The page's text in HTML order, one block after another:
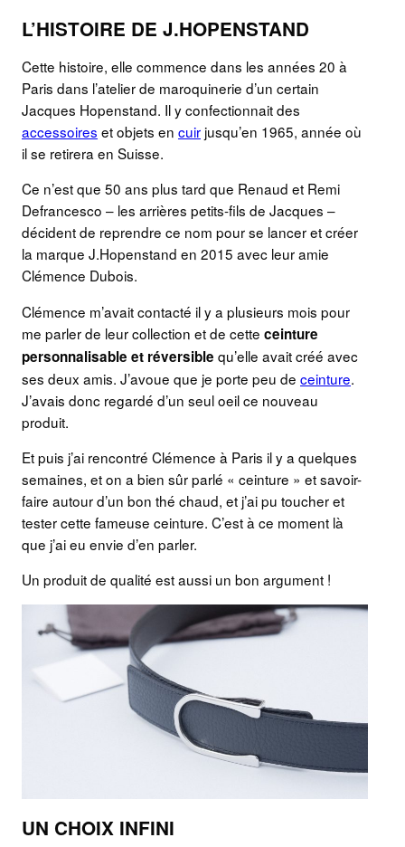
L’HISTOIRE DE J.HOPENSTAND
Cette histoire, elle commence dans les années 20 à
Paris dans l’atelier de maroquinerie d’un certain
Jacques Hopenstand. Il y confectionnait des
accessoires et objets en cuir jusqu’en 1965, année où
il se retirera en Suisse.
Ce n’est que 50 ans plus tard que Renaud et Remi
Defrancesco – les arrières petits-fils de Jacques –
décident de reprendre ce nom pour se lancer et créer
la marque J.Hopenstand en 2015 avec leur amie
Clémence Dubois.
Clémence m’avait contacté il y a plusieurs mois pour
me parler de leur collection et de cette ceinture
personnalisable et réversible qu’elle avait créé avec
ses deux amis. J’avoue que je porte peu de ceinture.
J’avais donc regardé d’un seul oeil ce nouveau
produit.
Et puis j’ai rencontré Clémence à Paris il y a quelques
semaines, et on a bien sûr parlé « ceinture » et savoir-
faire autour d’un bon thé chaud, et j’ai pu toucher et
tester cette fameuse ceinture. C’est à ce moment là
que j’ai eu envie d’en parler.
Un produit de qualité est aussi un bon argument !
UN CHOIX INFINI